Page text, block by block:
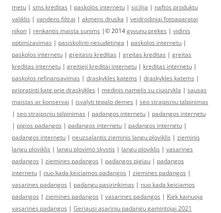
metu | sms kreditas | paskolos internetu | sicilija | naftos produktu
valiklis | vandens filtrai | akmens druska | veidrodiniai fotoaparatai
nikon | renkantis maista sunims |© 2014gyvunu prekes | vidinis
optimizavimas | pasiskolinti nesudėtinga | paskolos internetu |
paskolos internetu | greitasis kreditas | greitas kreditas | greitas
kreditas internetu | greitieji kreditai internetu | kreditas internetu |
paskolos refinansavimas | draskykles katems | draskykles katems |
pripratinti kate prie draskykles | medinis namelis su ciuozykla | sausas
maistas ar konservai | isvalyti tepalo demes | seo straipsniu talpinimas
| seo straipsniu talpinimas | padangos internetu | padangos internetu
| pigios padangos | padangos internetu | padangos internetu |
padangos internetu | neuzsalantis zieminis langu ploviklis | zieminis
langu ploviklis | langu plovimo skystis | langu ploviklis | vasarines
padangos | ziemines padangos | padangos pigiau | padangos
internetu | nuo kada keiciamos padangos | ziemines padangos |
vasarines padangos | padangu pasirinkimas | nuo kada keiciamos
padangos | ziemines padangos | vasarines padangos | Kiek kainuoja
vasarines padangos | Geriausi asariniu padangu gamintojai 2021